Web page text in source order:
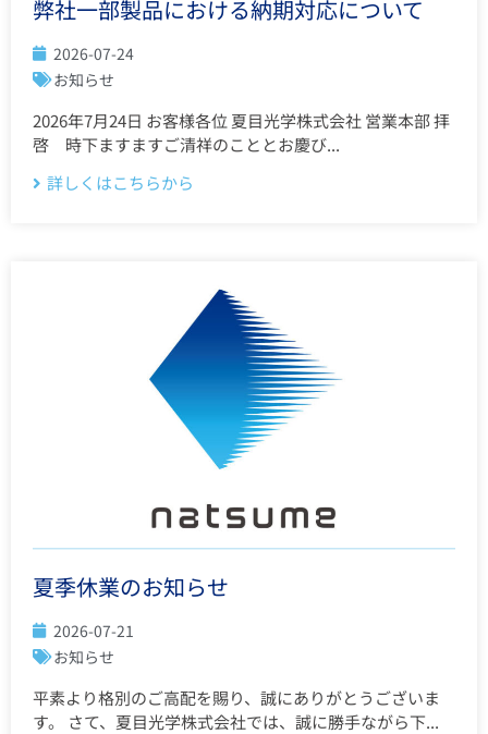
弊社一部製品における納期対応について
2026-07-24
お知らせ
2026年7月24日 お客様各位 夏目光学株式会社 営業本部 拝
啓 時下ますますご清祥のこととお慶び...
詳しくはこちらから
夏季休業のお知らせ
2026-07-21
お知らせ
平素より格別のご高配を賜り、誠にありがとうございま
す。 さて、夏目光学株式会社では、誠に勝手ながら下...